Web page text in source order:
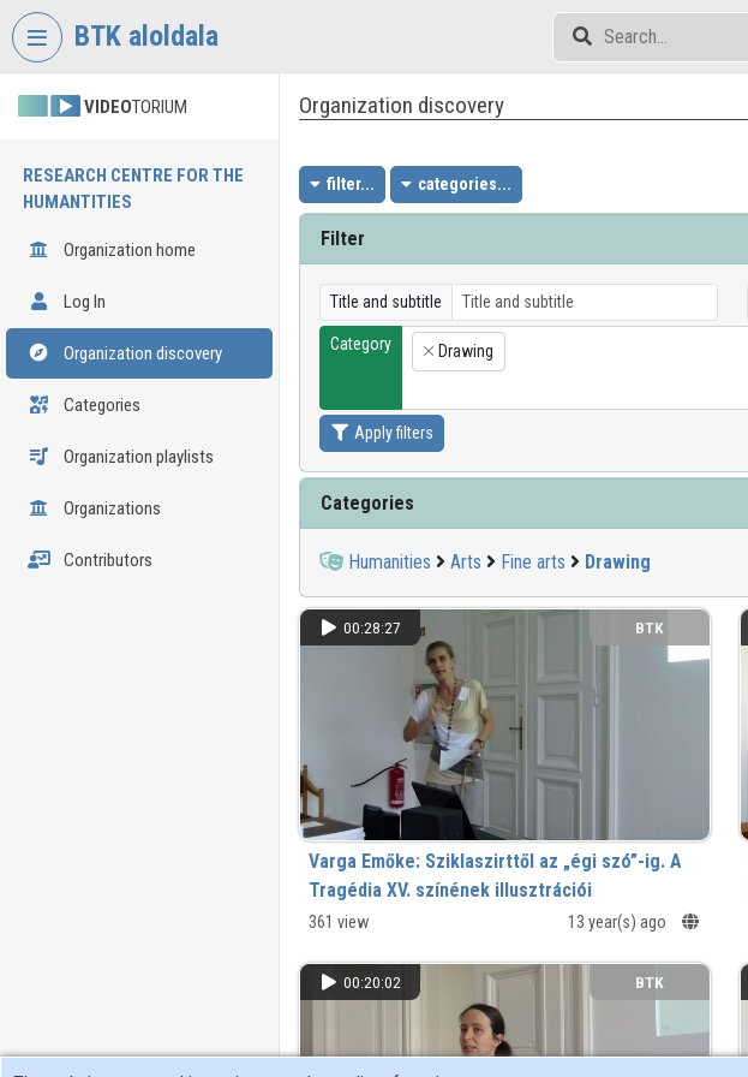
Skip header
BTK aloldala
VIDEOTORIUM
RESEARCH CENTRE FOR THE
HUMANTITIES
Organization home
Log In
Organization discovery
Categories
Organization playlists
Organizations
Contributors
Organization discovery
filter... categories...
Filter
Title and subtitle
Category
×
Drawing
Apply filters
Categories
Humanities Arts Fine arts Drawing
00:28:27 BTK
Varga Emőke: Sziklaszirttől az „égi szó”-ig. A
Tragédia XV. színének illusztrációi
361 view 13 year(s) ago
00:20:02 BTK